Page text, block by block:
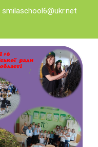
smilaschool6@ukr.net